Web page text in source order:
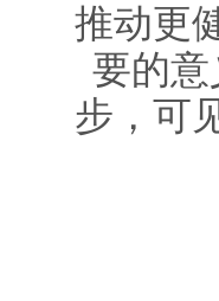
推动更
要的
步，可